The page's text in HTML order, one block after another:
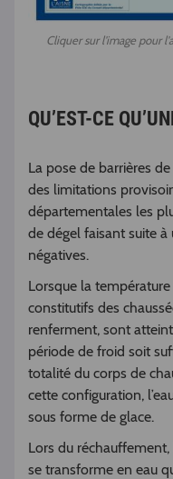
Cliquer sur l'image pour
QU’EST-CE
La pose de barrières
des limitations
départementales les
de dégel faisant suite
négatives.
Lorsque la
constitutifs des
renferment, sont
période de froid soit
totalité du corps de
cette configuration,
sous forme de glace.
Lors du
se transforme en eau